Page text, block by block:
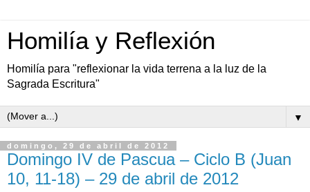
Homilía y Reflexión
Homilía para "reflexionar la vida terrena a la luz de la
Sagrada Escritura"
▼
domingo, 29 de abril de 2012
Domingo IV de Pascua – Ciclo B (Juan
10, 11-18) – 29 de abril de 2012